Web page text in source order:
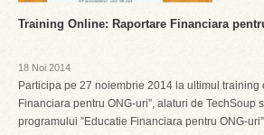
Training Online: Raportare Financiara
18 Noi 2014
Participa pe 27 noiembrie 2014 la ultimul training
Financiara pentru ONG-uri”, alaturi de TechSoup
programului ”Educatie Financiara pentru ONG-